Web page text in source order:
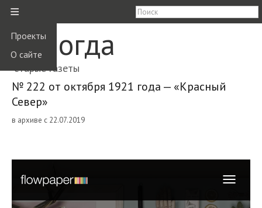
≡
Проекты
О сайте
Вологда
старые газеты
№ 222 от октября 1921 года — «Красный
Север»
в архиве с 22.07.2019